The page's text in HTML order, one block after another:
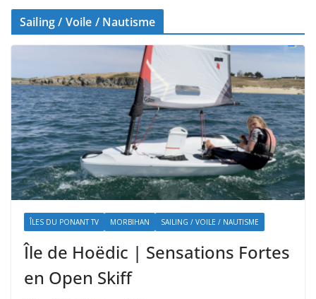
Sailing / Voile / Nautisme
ÎLES DU PONANT TV MORBIHAN SAILING / VOILE / NAUTISME
Île de Hoëdic | Sensations Fortes
en Open Skiff